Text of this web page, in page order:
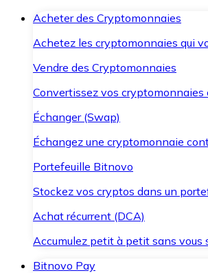
Acheter des Cryptomonnaies
Achetez les cryptomonnaies qui
Vendre des Cryptomonnaies
Convertissez vos cryptomonnaies
Échanger (Swap)
Échangez une cryptomonnaie
Portefeuille Bitnovo
Stockez vos cryptos dans un
Achat récurrent (DCA)
Accumulez petit à petit sans vous
Bitnovo Pay